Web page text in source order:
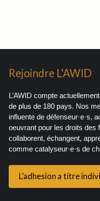
Rejoindre L'AWID
L’AWID compte
de plus de 180 pays. Nos
influente de défenseur·e·s,
oeuvrant pour les droits des
collaborent, échangent,
comme catalyseur·e·s de
L’adhesion a titre